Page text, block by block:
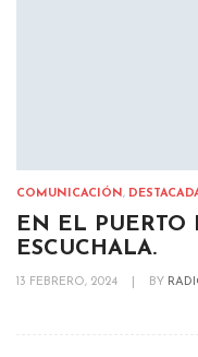
COMUNICACIÓN,
EN EL PUERTO
ESCUCHALA.
13 FEBRERO, 2024 BY